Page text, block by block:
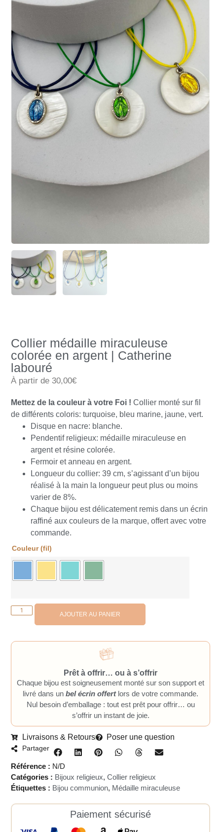
Collier médaille miraculeuse
colorée en argent | Catherine
labouré
À partir de 30,00€
Mettez de la couleur à votre Foi ! Collier monté sur fil
de différents coloris: turquoise, bleu marine, jaune, vert.
Disque en nacre: blanche.
Pendentif religieux: médaille miraculeuse en
argent et résine colorée.
Fermoir et anneau en argent.
Longueur du collier: 39 cm, s’agissant d’un bijou
réalisé à la main la longueur peut plus ou moins
varier de 8%.
Chaque bijou est délicatement remis dans un écrin
raffiné aux couleurs de la marque, offert avec votre
commande.
Couleur (fil)
AJOUTER AU PANIER
Prêt à offrir… ou à s’offrir
Chaque bijou est soigneusement monté sur son support et
livré dans un bel écrin offertlors de votre commande.
Nul besoin d’emballage : tout est prêt pour offrir… ou
s’offrir un instant de joie.
Livraisons & Retours Poser une question
Partager
Référence : N/D
Catégories : Bijoux religieux,Collier religieux
Étiquettes : Bijou communion, Médaille miraculeuse
Paiement sécurisé